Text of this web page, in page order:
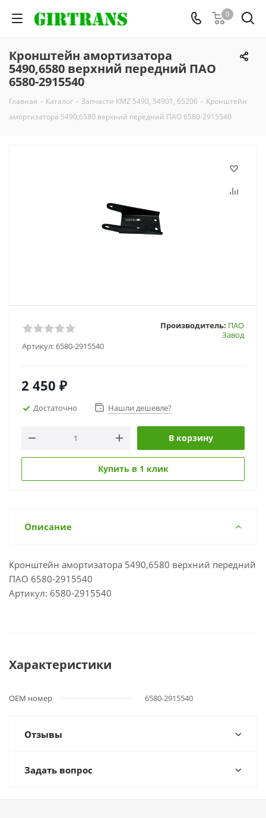
0
Кронштейн амортизатора
5490,6580 верхний передний ПАО
6580-2915540
Главная - Каталог - Запчасти KMZ 5490, 54901, 65206 - Кронштейн
амортизатора 5490,6580 верхний передний ПАО 6580-2915540
Артикул:6580-2915540
Производитель: ПАО
Завод
2 450 ₽
Достаточно Нашли дешевле?
В корзину
Купить в 1 клик
Описание
Кронштейн амортизатора 5490,6580 верхний передний
ПАО 6580-2915540
Артикул: 6580-2915540
Характеристики
OEM номер 6580-2915540
Отзывы
Задать вопрос